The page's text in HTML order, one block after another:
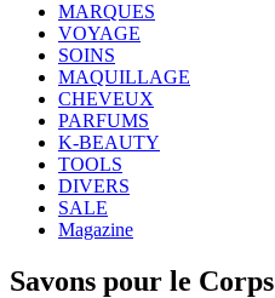
MARQUES
VOYAGE
SOINS
MAQUILLAGE
CHEVEUX
PARFUMS
K-BEAUTY
TOOLS
DIVERS
SALE
Magazine
Savons pour le Corps